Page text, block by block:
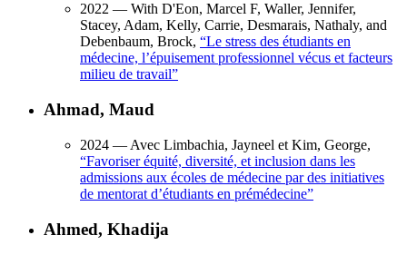
2022 — With D'Eon, Marcel F, Waller, Jennifer,
Stacey, Adam, Kelly, Carrie, Desmarais, Nathaly, and
Debenbaum, Brock, “Le stress des étudiants en
médecine, l’épuisement professionnel vécus et facteurs
milieu de travail”
Ahmad, Maud
2024 — Avec Limbachia, Jayneel et Kim, George,
“Favoriser équité, diversité, et inclusion dans les
admissions aux écoles de médecine par des initiatives
de mentorat d’étudiants en prémédecine”
Ahmed, Khadija